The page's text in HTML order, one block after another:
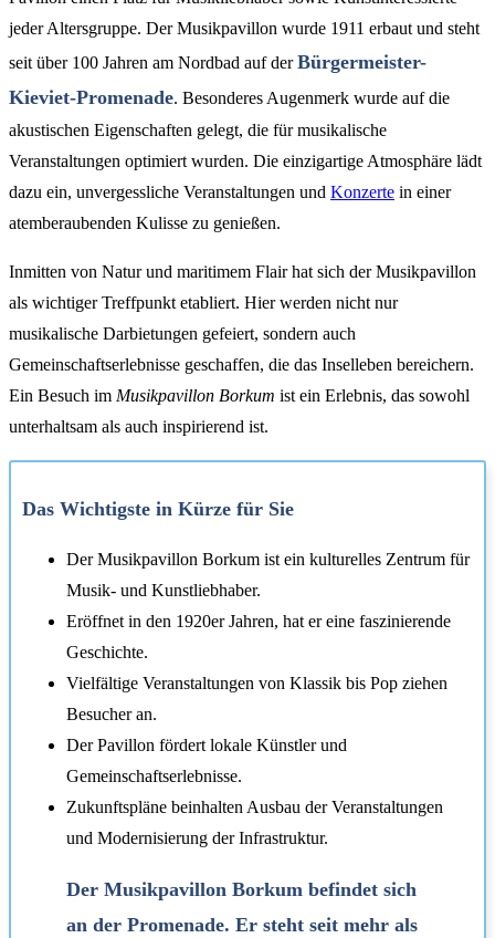
jeder Altersgruppe. Der Musikpavillon wurde 1911 erbaut und steht
seit über 100 Jahren am Nordbad auf derBürgermeister-
Kieviet-Promenade. Besonderes Augenmerk wurde auf die
akustischen Eigenschaften gelegt, die für musikalische
Veranstaltungen optimiert wurden. Die einzigartige Atmosphäre lädt
dazu ein, unvergessliche Veranstaltungen und Konzerte in einer
atemberaubenden Kulisse zu genießen.
Inmitten von Natur und maritimem Flair hat sich der Musikpavillon
als wichtiger Treffpunkt etabliert. Hier werden nicht nur
musikalische Darbietungen gefeiert, sondern auch
Gemeinschaftserlebnisse geschaffen, die das Inselleben bereichern.
Ein Besuch im Musikpavillon Borkum ist ein Erlebnis, das sowohl
unterhaltsam als auch inspirierend ist.
Das Wichtigste in Kürze für Sie
Der Musikpavillon Borkum ist ein kulturelles Zentrum für
Musik- und Kunstliebhaber.
Eröffnet in den 1920er Jahren, hat er eine faszinierende
Geschichte.
Vielfältige Veranstaltungen von Klassik bis Pop ziehen
Besucher an.
Der Pavillon fördert lokale Künstler und
Gemeinschaftserlebnisse.
Zukunftspläne beinhalten Ausbau der Veranstaltungen
und Modernisierung der Infrastruktur.
Der Musikpavillon Borkum befindet sich
an der Promenade. Er steht seit mehr als